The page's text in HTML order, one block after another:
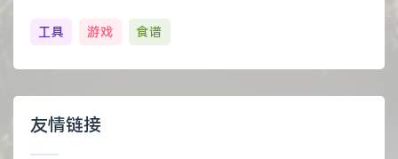
工具 游戏 食谱
友情链接